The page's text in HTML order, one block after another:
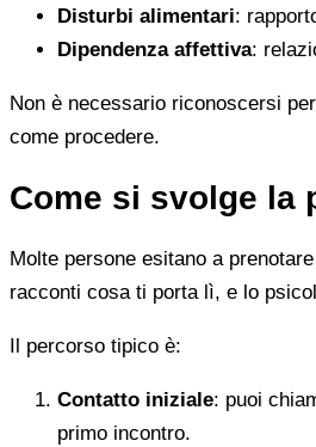
Disturbi alimentari:
Dipendenza affettiva:
Non è necessario riconoscersi
come procedere.
Come si svolge la
Molte persone esitano a
racconti cosa ti porta lì, e lo
Il percorso tipico è:
Contatto iniziale: puoi
primo incontro.